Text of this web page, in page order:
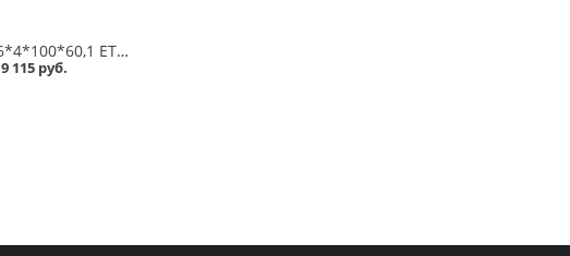
Диск 6*16*4*100*60,1 ET50 iFree Панган Хайвэй в Омске
9 115 руб.